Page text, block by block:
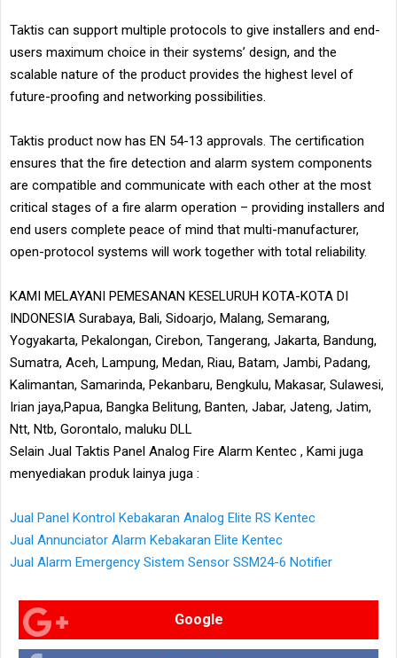
Taktis can support multiple protocols to give installers and end-
users maximum choice in their systems’ design, and the
scalable nature of the product provides the highest level of
future-proofing and networking possibilities.
Taktis product now has EN 54-13 approvals. The certification
ensures that the fire detection and alarm system components
are compatible and communicate with each other at the most
critical stages of a fire alarm operation – providing installers and
end users complete peace of mind that multi-manufacturer,
open-protocol systems will work together with total reliability.
KAMI MELAYANI PEMESANAN KESELURUH KOTA-KOTA DI
INDONESIA Surabaya, Bali, Sidoarjo, Malang, Semarang,
Yogyakarta, Pekalongan, Cirebon, Tangerang, Jakarta, Bandung,
Sumatra, Aceh, Lampung, Medan, Riau, Batam, Jambi, Padang,
Kalimantan, Samarinda, Pekanbaru, Bengkulu, Makasar, Sulawesi,
Irian jaya,Papua, Bangka Belitung, Banten, Jabar, Jateng, Jatim,
Ntt, Ntb, Gorontalo, maluku DLL
Selain Jual Taktis Panel Analog Fire Alarm Kentec , Kami juga
menyediakan produk lainya juga :
Jual Panel Kontrol Kebakaran Analog Elite RS Kentec
Jual Annunciator Alarm Kebakaran Elite Kentec
Jual Alarm Emergency Sistem Sensor SSM24-6 Notifier
Google